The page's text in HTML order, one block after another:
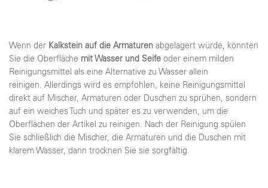
Wenn der Kalkstein auf die Armaturen abgelagert würde, könnten
Sie die Oberfläche mit Wasser und Seife oder einem milden
Reinigungsmittel als eine Alternative zu Wasser allein
reinigen. Allerdings wird es empfohlen, keine Reinigungsmittel
direkt auf Mischer, Armaturen oder Duschen zu sprühen, sondern
auf ein weiches Tuch und später es zu verwenden, um die
Oberflächen der Artikel zu reinigen. Nach der Reinigung spülen
Sie schließlich die Mischer, die Armaturen und die Duschen mit
klarem Wasser, dann trocknen Sie sie sorgfältig.